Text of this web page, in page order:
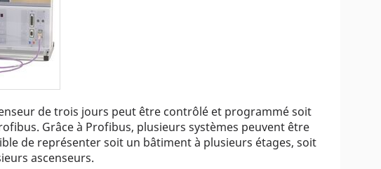
de trois jours peut être contrôlé et programmé soit
Grâce à Profibus, plusieurs systèmes peuvent être
de représenter soit un bâtiment à plusieurs étages, soit
ascenseurs.